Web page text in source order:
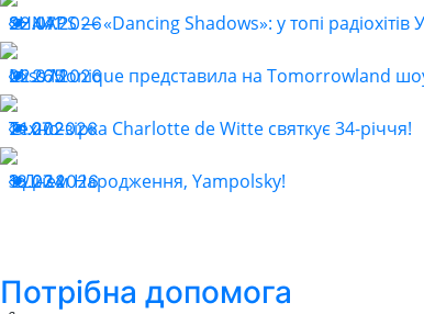
22.07.2026
441
SHNAPS — «Dancing Shadows»: у топі радіохітів
22.07.2026
265
Miss Monique представила на Tomorrowland
21.07.2026
202
Техно-зірка Charlotte de Witte святкує 34-річчя!
18.07.2026
234
З Днем Народження, Yampolsky!
Потрібна допомога